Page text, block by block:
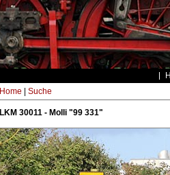
Home Suche
LKM 30011 - Molli "99 331"